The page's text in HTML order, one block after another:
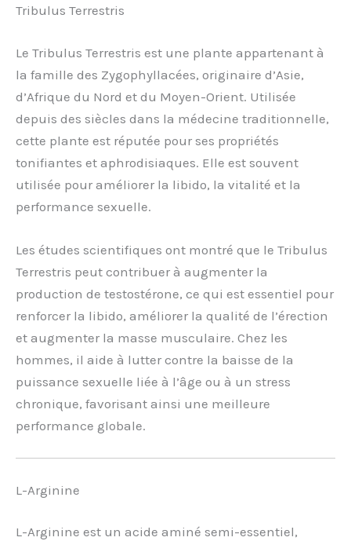
Tribulus Terrestris
Le Tribulus Terrestris est une plante appartenant à
la famille des Zygophyllacées, originaire d’Asie,
d’Afrique du Nord et du Moyen-Orient. Utilisée
depuis des siècles dans la médecine traditionnelle,
cette plante est réputée pour ses propriétés
tonifiantes et aphrodisiaques. Elle est souvent
utilisée pour améliorer la libido, la vitalité et la
performance sexuelle.
Les études scientifiques ont montré que le Tribulus
Terrestris peut contribuer à augmenter la
production de testostérone, ce qui est essentiel pour
renforcer la libido, améliorer la qualité de l’érection
et augmenter la masse musculaire. Chez les
hommes, il aide à lutter contre la baisse de la
puissance sexuelle liée à l’âge ou à un stress
chronique, favorisant ainsi une meilleure
performance globale.
L-Arginine
L-Arginine est un acide aminé semi-essentiel,